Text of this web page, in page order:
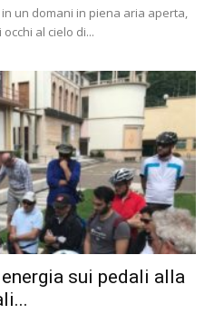
un domani in piena aria aperta,
al cielo di...
sui pedali alla